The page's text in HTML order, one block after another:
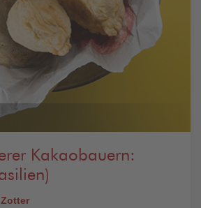
Kakaobauern: